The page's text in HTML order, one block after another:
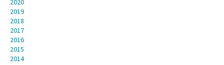
2020
2019
2018
2017
2016
2015
2014